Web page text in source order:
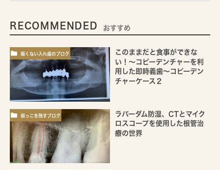
RECOMMENDED おすすめ
痛くない入れ歯のブログ
このままだと食事ができな
い！～コピーデンチャーを利
用した即時義歯～コピーデン
チャーケース２
根っこを残すブログ
ラバーダム防湿、CTとマイク
ロスコープを使用した根管治
療の世界